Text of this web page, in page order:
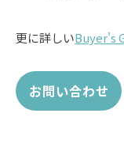
更に詳しいBuyer's
お問い合わせ